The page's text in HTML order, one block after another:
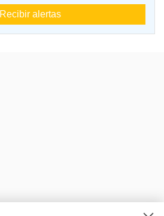
Recibir alertas